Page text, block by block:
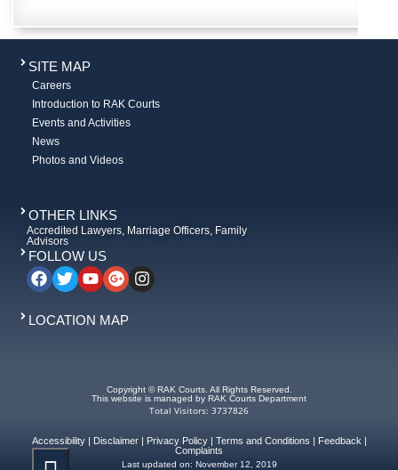
SITE MAP
Careers
Introduction to RAK Courts
Events and Activities
News
Photos and Videos
OTHER LINKS
Accredited Lawyers, Marriage Officers, Family
Advisors
FOLLOW US
LOCATION MAP
Copyright © RAK Courts. All Rights Reserved.
This website is managed by RAK Courts Department
Total Visitors: 3737826
Accessibility| Disclaimer| Privacy Policy| Terms and Conditions Feedback
Complaints
Last updated on: November 12, 2019